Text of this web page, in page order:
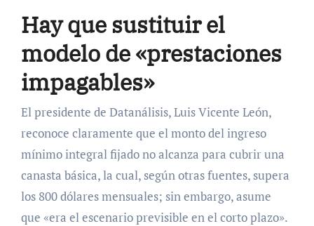
Hay que sustituir el
modelo de «prestaciones
impagables»
El presidente de Datanálisis, Luis Vicente León,
reconoce claramente que el monto del ingreso
mínimo integral fijado no alcanza para cubrir una
canasta básica, la cual, según otras fuentes, supera
los 800 dólares mensuales; sin embargo, asume
que «era el escenario previsible en el corto plazo».